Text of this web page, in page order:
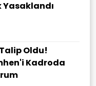
Yasaklandı
Oldu!
Kadroda